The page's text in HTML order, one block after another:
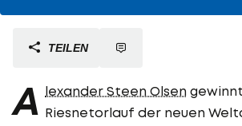
TEILEN
A lexander Steen Olsen
Riesnetorlauf der neuen